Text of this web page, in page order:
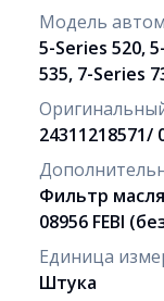
Модель
5-Series 520,
535, 7-Series
24311218571/
Фильтр
08956 FEBI
Единица
Штука